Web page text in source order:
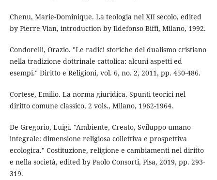
Chenu, Marie-Dominique. La teologia nel XII secolo, edited
by Pierre Vian, introduction by Ildefonso Biffi, Milano, 1992.
Condorelli, Orazio. "Le radici storiche del dualismo cristiano
nella tradizione dottrinale cattolica: alcuni aspetti ed
esempi." Diritto e Religioni, vol. 6, no. 2, 2011, pp. 450-486.
Cortese, Emilio. La norma giuridica. Spunti teorici nel
diritto comune classico, 2 vols., Milano, 1962-1964.
De Gregorio, Luigi. "Ambiente, Creato, Sviluppo umano
integrale: dimensione religiosa collettiva e prospettiva
ecologica." Costituzione, religione e cambiamenti nel diritto
e nella società, edited by Paolo Consorti, Pisa, 2019, pp. 293-
319.